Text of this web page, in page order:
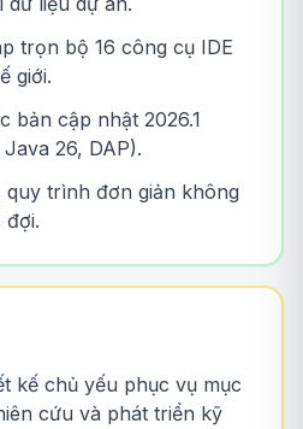
trọn bộ 16 công cụ IDE
giới.
bản cập nhật 2026.1
26, DAP).
trình đơn giản không
đợi.
kế chủ yếu phục vụ mục
cứu và phát triển kỹ